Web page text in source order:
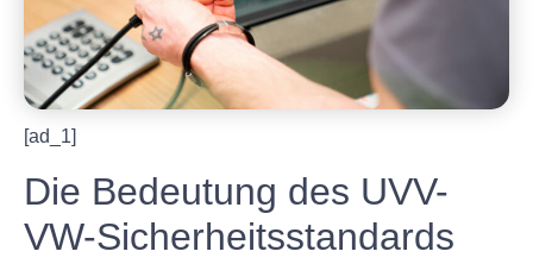
[ad_1]
Die Bedeutung des UVV-
VW-Sicherheitsstandards